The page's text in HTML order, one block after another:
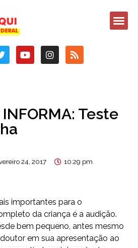
INFORMA: Teste
24, 2017
10:29 pm
importantes para o
da criança é a audição.
bem pequeno, antes mesmo
em sua apresentação ao